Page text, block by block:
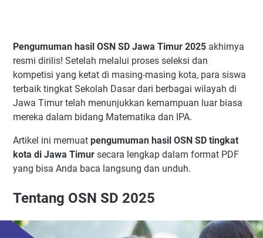
Pengumuman hasil OSN SD Jawa Timur 2025 akhirnya
resmi dirilis! Setelah melalui proses seleksi dan
kompetisi yang ketat di masing-masing kota, para siswa
terbaik tingkat Sekolah Dasar dari berbagai wilayah di
Jawa Timur telah menunjukkan kemampuan luar biasa
mereka dalam bidang Matematika dan IPA.
Artikel ini memuat pengumuman hasil OSN SD tingkat
kota di Jawa Timur secara lengkap dalam format PDF
yang bisa Anda baca langsung dan unduh.
Tentang OSN SD 2025